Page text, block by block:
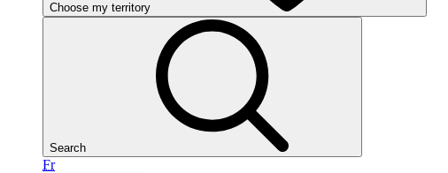
Choose my territory
Search
Fr